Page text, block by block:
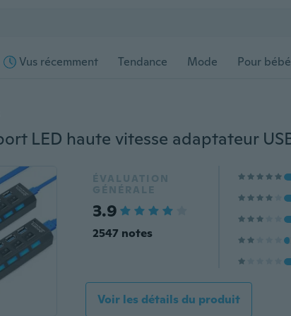
Vus récemment Tendance Mode Pour bébé
ÉVALUATION
GÉNÉRALE
3.9
2547 notes
Voir les détails du produit